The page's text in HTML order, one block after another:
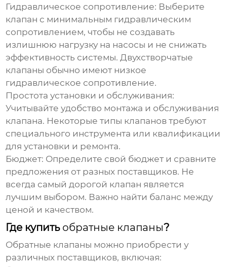
Гидравлическое сопротивление: Выберите
клапан с минимальным гидравлическим
сопротивлением, чтобы не создавать
излишнюю нагрузку на насосы и не снижать
эффективность системы. Двухстворчатые
клапаны обычно имеют низкое
гидравлическое сопротивление.
Простота установки и обслуживания:
Учитывайте удобство монтажа и обслуживания
клапана. Некоторые типы клапанов требуют
специального инструмента или квалификации
для установки и ремонта.
Бюджет: Определите свой бюджет и сравните
предложения от разных поставщиков. Не
всегда самый дорогой клапан является
лучшим выбором. Важно найти баланс между
ценой и качеством.
Где купить обратные клапаны?
Обратные клапаны можно приобрести у
различных поставщиков, включая: